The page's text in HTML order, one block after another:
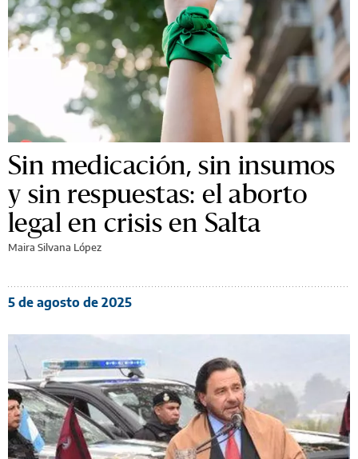
Sin medicación, sin insumos
y sin respuestas: el aborto
legal en crisis en Salta
Maira Silvana López
5 de agosto de 2025